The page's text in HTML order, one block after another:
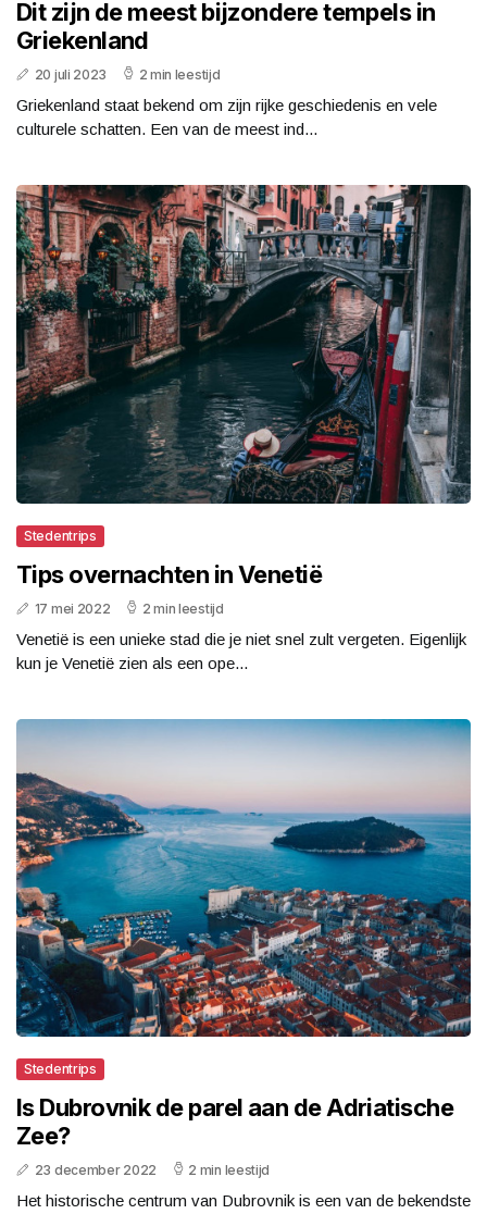
Dit zijn de meest bijzondere tempels in
Griekenland
20 juli 2023 2 min leestijd
Griekenland staat bekend om zijn rijke geschiedenis en vele
culturele schatten. Een van de meest ind...
Stedentrips
Tips overnachten in Venetië
17 mei 2022 2 min leestijd
Venetië is een unieke stad die je niet snel zult vergeten. Eigenlijk
kun je Venetië zien als een ope...
Stedentrips
Is Dubrovnik de parel aan de Adriatische
Zee?
23 december 2022 2 min leestijd
Het historische centrum van Dubrovnik is een van de bekendste